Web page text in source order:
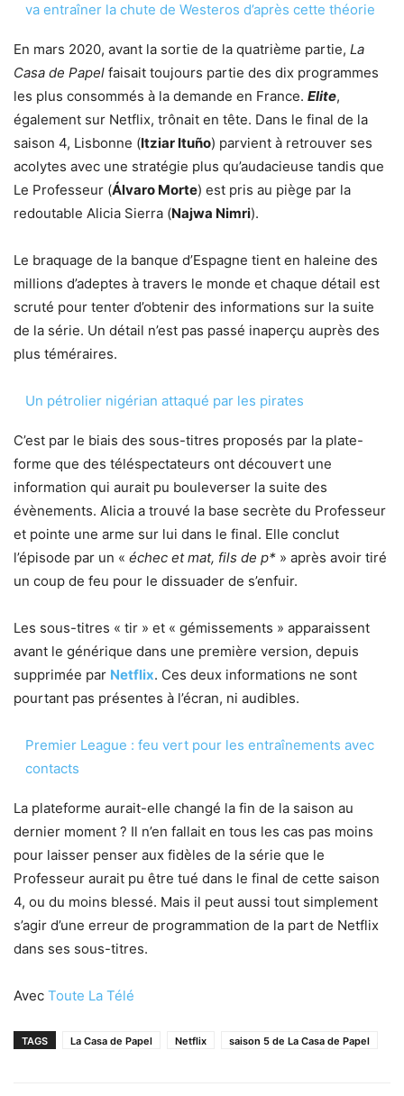
va entraîner la chute de Westeros d’après cette théorie
En mars 2020, avant la sortie de la quatrième partie, La
Casa de Papel faisait toujours partie des dix programmes
les plus consommés à la demande en France. Elite,
également sur Netflix, trônait en tête. Dans le final de la
saison 4, Lisbonne (Itziar Ituño) parvient à retrouver ses
acolytes avec une stratégie plus qu’audacieuse tandis que
Le Professeur (Álvaro Morte) est pris au piège par la
redoutable Alicia Sierra (Najwa Nimri).
Le braquage de la banque d’Espagne tient en haleine des
millions d’adeptes à travers le monde et chaque détail est
scruté pour tenter d’obtenir des informations sur la suite
de la série. Un détail n’est pas passé inaperçu auprès des
plus téméraires.
Un pétrolier nigérian attaqué par les pirates
C’est par le biais des sous-titres proposés par la plate-
forme que des téléspectateurs ont découvert une
information qui aurait pu bouleverser la suite des
évènements. Alicia a trouvé la base secrète du Professeur
et pointe une arme sur lui dans le final. Elle conclut
l’épisode par un « échec et mat, fils de p* » après avoir tiré
un coup de feu pour le dissuader de s’enfuir.
Les sous-titres « tir » et « gémissements » apparaissent
avant le générique dans une première version, depuis
supprimée par Netflix. Ces deux informations ne sont
pourtant pas présentes à l’écran, ni audibles.
Premier League : feu vert pour les entraînements avec
contacts
La plateforme aurait-elle changé la fin de la saison au
dernier moment ? Il n’en fallait en tous les cas pas moins
pour laisser penser aux fidèles de la série que le
Professeur aurait pu être tué dans le final de cette saison
4, ou du moins blessé. Mais il peut aussi tout simplement
s’agir d’une erreur de programmation de la part de Netflix
dans ses sous-titres.
Avec Toute La Télé
TAGS La Casa de Papel Netflix saison 5 de La Casa de Papel